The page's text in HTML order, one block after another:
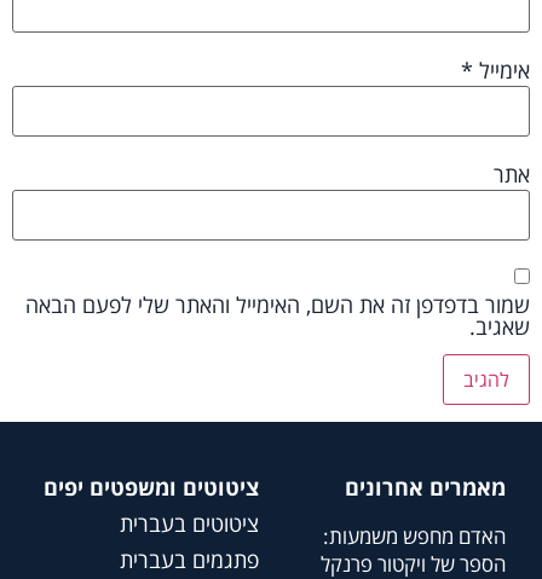
אימייל *
אתר
שמור בדפדפן זה את השם, האימייל והאתר שלי לפעם הבאה
שאגיב.
מאמרים אחרונים
האדם מחפש משמעות:
הספר של ויקטור פרנקל
ציטוטים ומשפטים יפים
ציטוטים בעברית
פתגמים בעברית